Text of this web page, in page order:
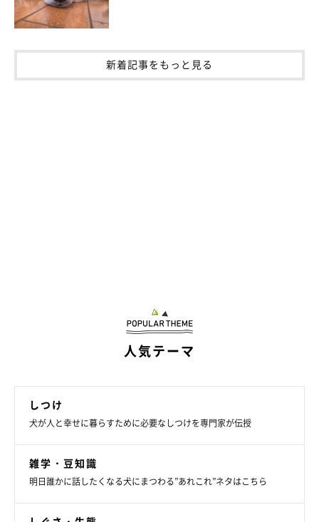
Animals代表）
参考／「いぬのきもち」2022年10月号『骨と骨、健康な日々を
つなぐから関節は大切！』
新着記事をもっと見る
人気テーマ
しつけ
犬が人と幸せに暮らすために必要なしつけを専門家が伝授
雑学・豆知識
明日誰かに話したくなる犬にまつわる”あれこれ”ネタはこちら